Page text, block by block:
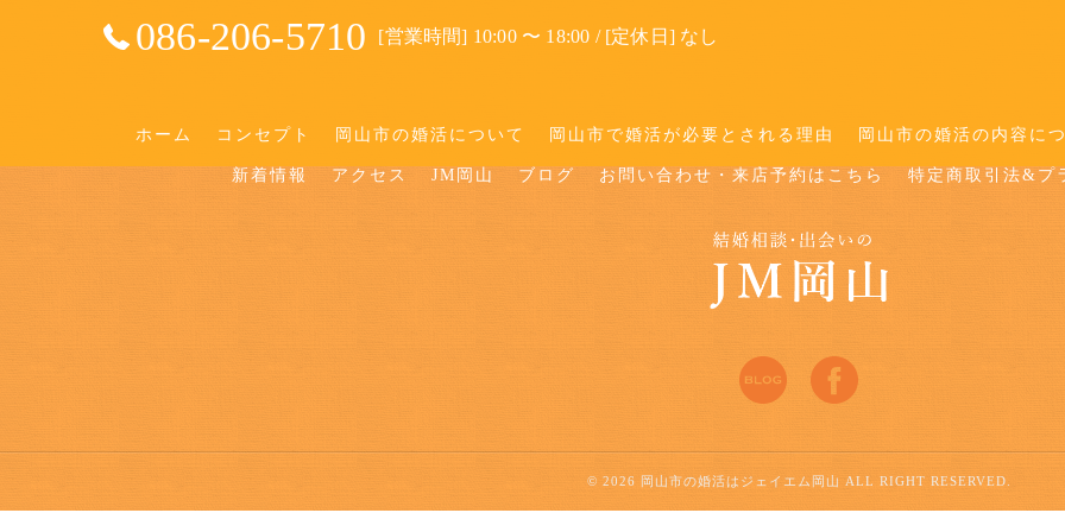
086-206-5710 [営業時間] 10:00 〜 18:00 / [定休日] なし
ホーム コンセプト 岡山市の婚活について 岡山市で婚活が必要とされる理由 岡山市の婚活の内容に
新着情報 アクセス JM岡山 ブログ お問い合わせ・来店予約はこちら 特定商取引法&プ
© 2026 岡山市の婚活はジェイエム岡山 ALL RIGHT RESERVED.